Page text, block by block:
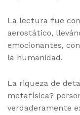
La lectura fue
aerostático,
emocionantes,
la humanidad.
La riqueza de
metafísica?
verdaderamente